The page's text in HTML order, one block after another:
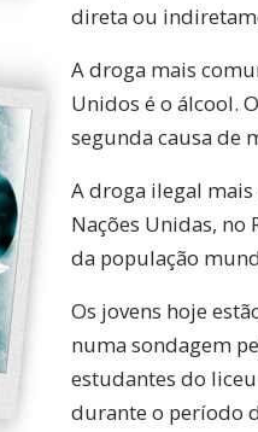
direta ou
A droga mais
Unidos é o álcool.
segunda causa de
A droga ilegal
Nações Unidas, no
da população
Os jovens hoje
numa sondagem
estudantes do
durante o período